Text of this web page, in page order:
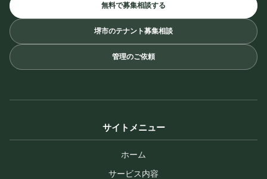
無料で募集相談する
堺市のテナント募集相談
管理のご依頼
サイトメニュー
ホーム
サービス内容